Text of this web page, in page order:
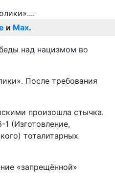
и Max.
над нацизмом во
После требования
произошла стычка.
(Изготовление,
тоталитарных
«запрещённой»